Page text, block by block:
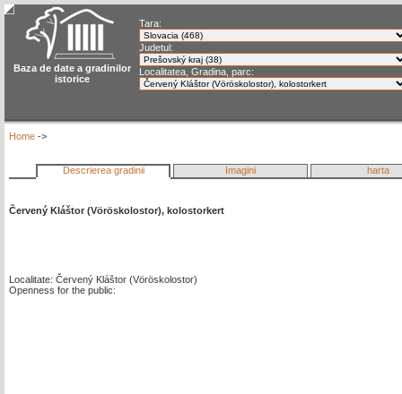
Baza de date a gradinilor
istorice
Tara:
Judetul:
Localitatea, Gradina, parc:
Home ->
Descrierea gradinii Imagini harta
Červený Kláštor (Vöröskolostor), kolostorkert
Localitate: Červený Kláštor (Vöröskolostor)
Openness for the public: